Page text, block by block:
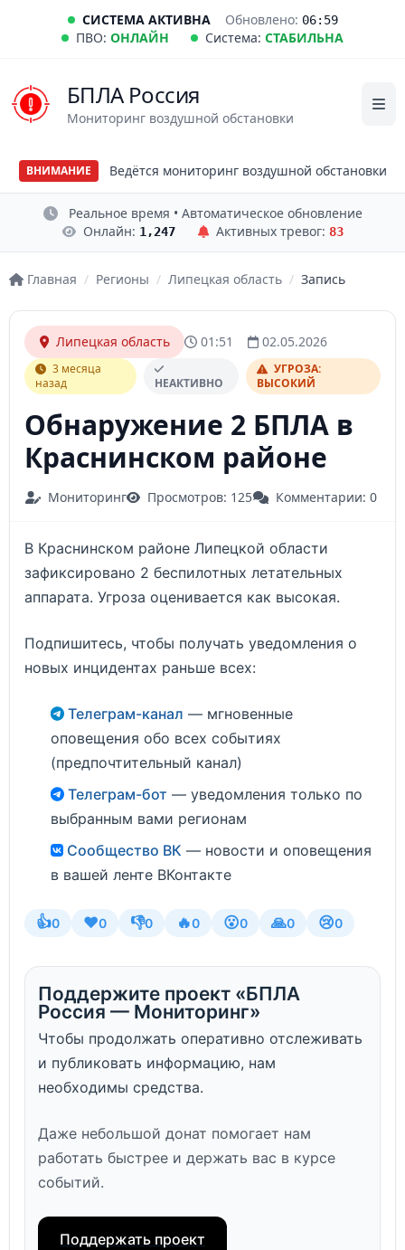
СИСТЕМА АКТИВНА Обновлено: 06:59
ПВО: ОНЛАЙН Система: СТАБИЛЬНА
БПЛА Россия
Мониторинг воздушной обстановки
ВНИМАНИЕ Ведётся мониторинг воздушной обстановки
Реальное время • Автоматическое обновление
Онлайн: 1,247 Активных тревог: 83
Главная / Регионы / Липецкая область / Запись
Липецкая область 01:51 02.05.2026
3 месяца
назад
НЕАКТИВНО
УГРОЗА:
ВЫСОКИЙ
Обнаружение 2 БПЛА в
Краснинском районе
Мониторинг Просмотров: 125 Комментарии: 0
В Краснинском районе Липецкой области
зафиксировано 2 беспилотных летательных
аппарата. Угроза оценивается как высокая.
Подпишитесь, чтобы получать уведомления о
новых инцидентах раньше всех:
Телеграм-канал — мгновенные
оповещения обо всех событиях
(предпочтительный канал)
Телеграм-бот — уведомления только по
выбранным вами регионам
Сообщество ВК — новости и оповещения
в вашей ленте ВКонтакте
👍0 ❤️0 👎0 🔥0 😮0 🙏0 😢0
Поддержите проект «БПЛА
Россия — Мониторинг»
Чтобы продолжать оперативно отслеживать
и публиковать информацию, нам
необходимы средства.
Даже небольшой донат помогает нам
работать быстрее и держать вас в курсе
событий.
Поддержать проект